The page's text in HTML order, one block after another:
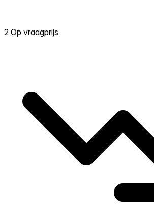
2 Op vraagprijs